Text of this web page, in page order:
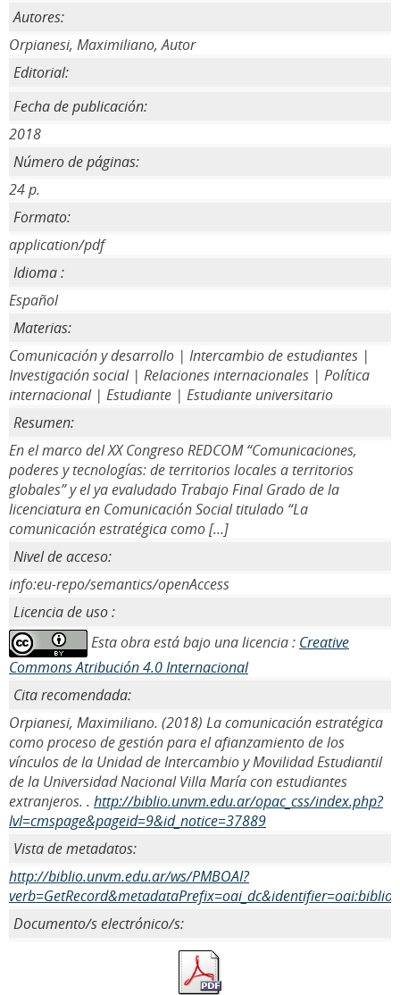
Autores:
Orpianesi, Maximiliano, Autor
Editorial:
Fecha de publicación:
2018
Número de páginas:
24 p.
Formato:
application/pdf
Idioma :
Español
Materias:
Comunicación y desarrollo | Intercambio de estudiantes |
Investigación social | Relaciones internacionales | Política
internacional | Estudiante | Estudiante universitario
Resumen:
En el marco del XX Congreso REDCOM “Comunicaciones,
poderes y tecnologías: de territorios locales a territorios
globales” y el ya evaludado Trabajo Final Grado de la
licenciatura en Comunicación Social titulado “La
comunicación estratégica como [...]
Nivel de acceso:
info:eu-repo/semantics/openAccess
Licencia de uso :
Esta obra está bajo una licencia : Creative
Commons Atribución 4.0 Internacional
Cita recomendada:
Orpianesi, Maximiliano. (2018) La comunicación estratégica
como proceso de gestión para el afianzamiento de los
vínculos de la Unidad de Intercambio y Movilidad Estudiantil
de la Universidad Nacional Villa María con estudiantes
extranjeros. . http://biblio.unvm.edu.ar/opac_css/index.php?
lvl=cmspage&pageid=9&id_notice=37889
Vista de metadatos:
http://biblio.unvm.edu.ar/ws/PMBOAI?
Documento/s electrónico/s: